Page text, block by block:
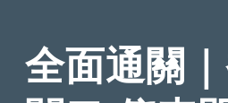
全面通關